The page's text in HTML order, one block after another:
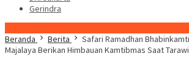
Gerindra
Beranda
Berita
Safari Ramadhan
Majalaya Berikan Himbauan Kamtibmas Saat